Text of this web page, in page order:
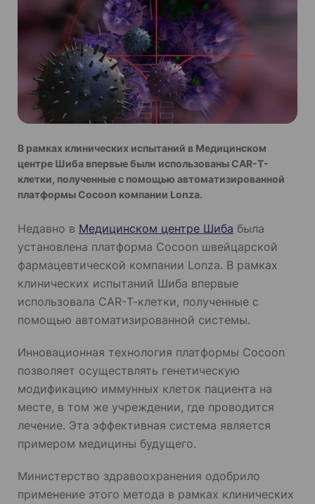
В рамках клинических испытаний в Медицинском
центре Шиба впервые были использованы CAR-Т-
клетки, полученные с помощью автоматизированной
платформы Cocoon компании Lonza.
Недавно в Медицинском центре Шиба была
установлена платформа Cocoon швейцарской
фармацевтической компании Lonza. В рамках
клинических испытаний Шиба впервые
использовала CAR-Т-клетки, полученные с
помощью автоматизированной системы.
Инновационная технология платформы Cocoon
позволяет осуществлять генетическую
модификацию иммунных клеток пациента на
месте, в том же учреждении, где проводится
лечение. Эта эффективная система является
примером медицины будущего.
Министерство здравоохранения одобрило
применение этого метода в рамках клинических